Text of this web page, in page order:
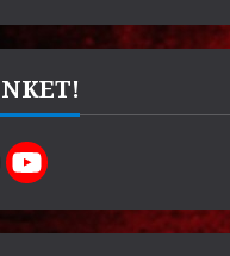
is:
14000 Ft.